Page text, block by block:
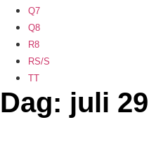
Q7
Q8
R8
RS/S
TT
Dag: juli